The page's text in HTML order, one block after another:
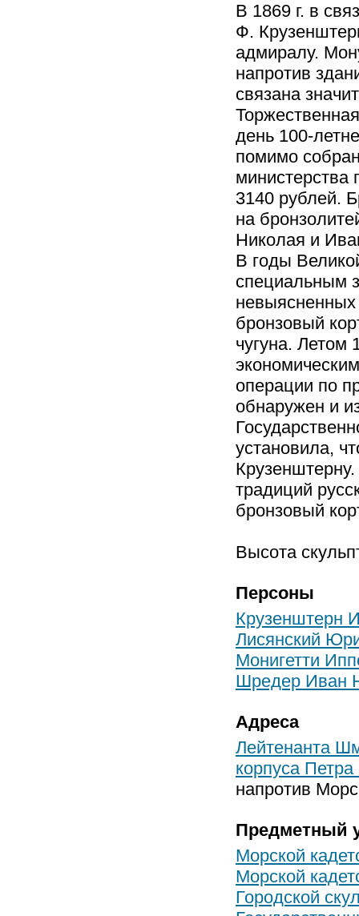
В 1869 г. в
Ф.
адмиралу.
напротив
связана
день 100-
помимо
3140 рублей.
на
Николая и
В годы
специальным
невыясненных
бронзовый
чугуна. Летом
операции по
обнаружен и
установила,
традиций
бронзовый
Высота
Персоны
Крузенштерн
Лисянский
Монигетти
Шредер Иван
Адреса
Лейтенанта
корпуса Петра
напротив
Предметный
Морской
Морской
Городской